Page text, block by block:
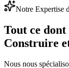
Notre Expertise
Tout ce dont
Construire
Nous nous